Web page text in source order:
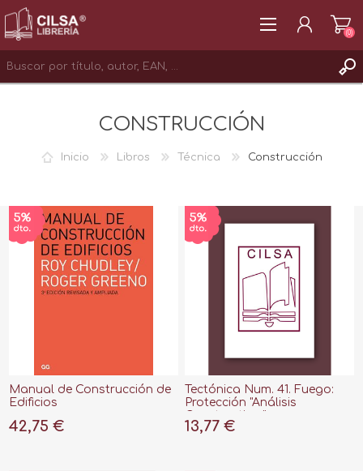
INICIAR SESIÓN
(0)
CONSTRUCCIÓN
Inicio Libros Técnica Construcción
Manual de Construcción de
Edificios
42,75 €
Tectónica Num. 41. Fuego:
Protección "Análisis
13,77 €